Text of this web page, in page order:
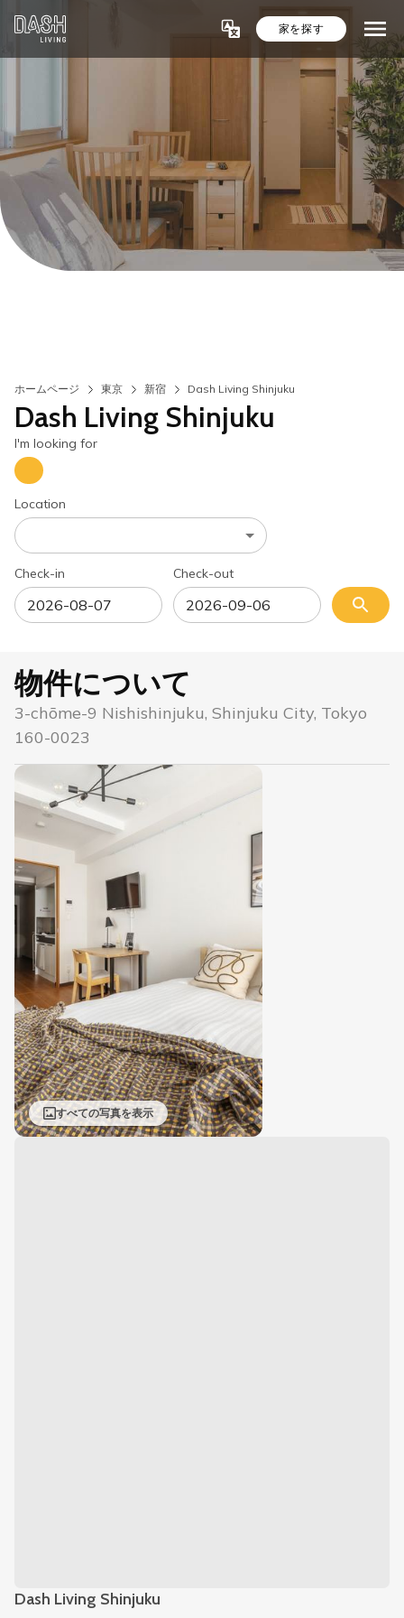
家を探す
ホームページ 東京 新宿 Dash Living Shinjuku
Dash Living Shinjuku
I'm looking for
Location
Check-in Check-out
物件について
3-chōme-9 Nishishinjuku, Shinjuku City, Tokyo
160-0023
すべての写真を表示
Dash Living Shinjuku